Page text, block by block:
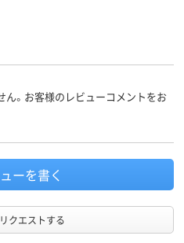
。お客様のレビューコメントをお
ーを書く
クエストする